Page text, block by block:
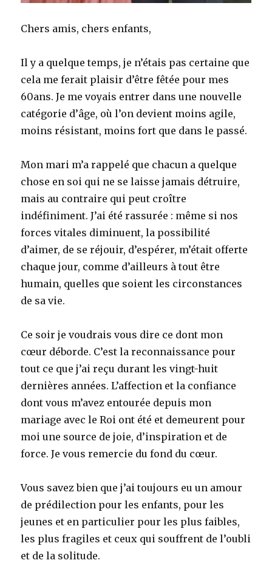
Chers amis, chers enfants,
Il y a quelque temps, je n’étais pas certaine que
cela me ferait plaisir d’être fêtée pour mes
60ans. Je me voyais entrer dans une nouvelle
catégorie d’âge, où l’on devient moins agile,
moins résistant, moins fort que dans le passé.
Mon mari m’a rappelé que chacun a quelque
chose en soi qui ne se laisse jamais détruire,
mais au contraire qui peut croître
indéfiniment. J’ai été rassurée : même si nos
forces vitales diminuent, la possibilité
d’aimer, de se réjouir, d’espérer, m’était offerte
chaque jour, comme d’ailleurs à tout être
humain, quelles que soient les circonstances
de sa vie.
Ce soir je voudrais vous dire ce dont mon
cœur déborde. C’est la reconnaissance pour
tout ce que j’ai reçu durant les vingt-huit
dernières années. L’affection et la confiance
dont vous m’avez entourée depuis mon
mariage avec le Roi ont été et demeurent pour
moi une source de joie, d’inspiration et de
force. Je vous remercie du fond du cœur.
Vous savez bien que j’ai toujours eu un amour
de prédilection pour les enfants, pour les
jeunes et en particulier pour les plus faibles,
les plus fragiles et ceux qui souffrent de l’oubli
et de la solitude.